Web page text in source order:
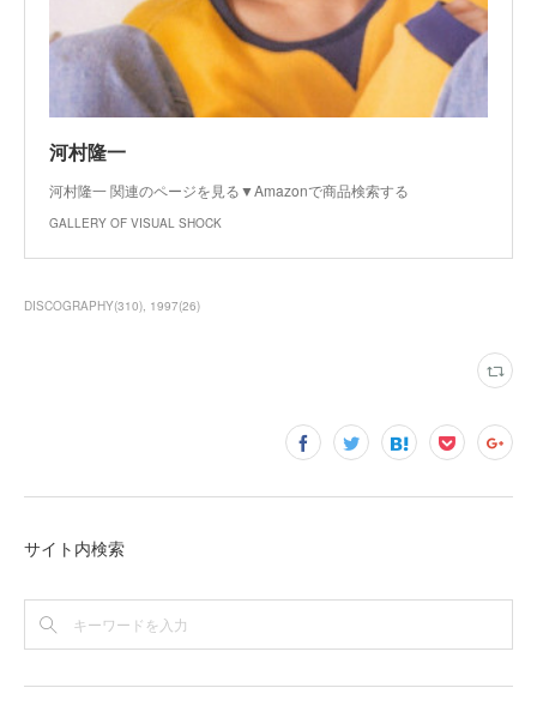
河村隆一
河村隆一 関連のページを見る▼Amazonで商品検索する
GALLERY OF VISUAL SHOCK
DISCOGRAPHY(310) 1997(26)
サイト内検索